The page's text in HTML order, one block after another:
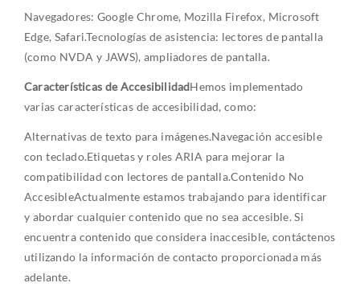
Navegadores: Google Chrome, Mozilla Firefox, Microsoft
Edge, Safari.Tecnologías de asistencia: lectores de pantalla
(como NVDA y JAWS), ampliadores de pantalla.
Características de AccesibilidadHemos implementado
varias características de accesibilidad, como:
Alternativas de texto para imágenes.Navegación accesible
con teclado.Etiquetas y roles ARIA para mejorar la
compatibilidad con lectores de pantalla.Contenido No
AccesibleActualmente estamos trabajando para identificar
y abordar cualquier contenido que no sea accesible. Si
encuentra contenido que considera inaccesible, contáctenos
utilizando la información de contacto proporcionada más
adelante.